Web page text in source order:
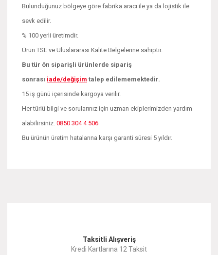
Bulunduğunuz bölgeye göre fabrika aracı ile ya da lojistik ile
sevk edilir.
% 100 yerli üretimdir.
Ürün TSE ve Uluslararası Kalite Belgelerine sahiptir.
Bu tür ön siparişli ürünlerde sipariş
sonrası iade/değişim talep edilememektedir.
15 iş günü içerisinde kargoya verilir.
Her türlü bilgi ve sorularınız için uzman ekiplerimizden yardım
alabilirsiniz. 0850 304 4 506
Bu ürünün üretim hatalarına karşı garanti süresi 5 yıldır.
Ürün resmi kalitesiz, bozuk veya görüntülenemiyor.
Taksitli Alışveriş
Kredi Kartlarına 12 Taksit